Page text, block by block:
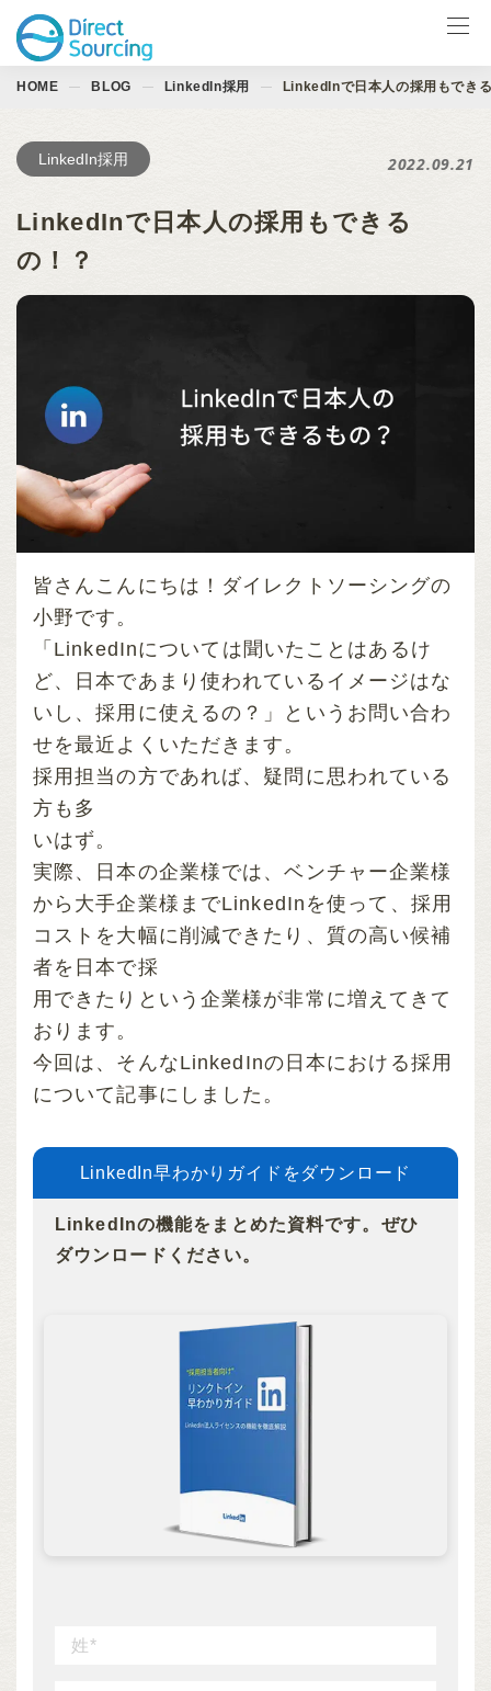
サービス一覧
LinkedIn製品
お役立ち資料
イベント
会社情報
お問合せ ↗
HOME BLOG LinkedIn採用 LinkedInで日本人の採用もでき
LinkedIn採用 2022.09.21
LinkedInで日本人の採用もできる
の！？
皆さんこんにちは！ダイレクトソーシングの
小野です。
「LinkedInについては聞いたことはあるけ
ど、
日本であまり使われているイメージはな
いし、採用に使えるの？」というお問い合わ
せを最近よくいただきます。
採用担当の方であれば、疑問に思われている
方も多
いはず。
実際、日本の企業様では、ベンチャー企業様
から大手企業様までLinkedInを使って、採用
コストを大幅に削減できたり、質の高い候補
者を日本で採
用できたりという企業様が非常に増えてきて
おります。
今回は、そんなLinkedInの日本における採用
について記事にしました。
LinkedIn早わかりガイドをダウンロード
LinkedInの機能をまとめた資料です。ぜひ
ダウンロードください。